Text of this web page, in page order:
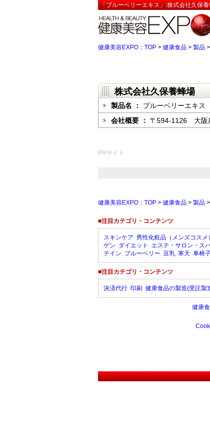
「ブルーベリーエキス」:株式会社久保
健康美容EXPO：TOP > 健康食品 > 製品 >
株式会社久保養蜂場
製品名 ： ブルーベリーエキス
会社概要 ： 〒594-1126 大阪
PRサイト
健康美容EXPO：TOP > 健康食品 > 製品 >
■注目カテゴリ・コンテンツ
スキンケア 男性化粧品（メンズコスメ）
ゲン ダイエット エステ・サロン・ス
テイン ブルーベリー 豆乳 寒天 車椅
■注目カテゴリ・コンテンツ
決済代行 印刷 健康食品の製造(受託製
健康